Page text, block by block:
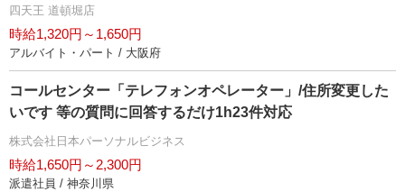
四天王 道頓堀店
時給1,320円～1,650円
アルバイト・パート / 大阪府
コールセンター「テレフォンオペレーター」/住所変更した
いです 等の質問に回答するだけ1h23件対応
株式会社日本パーソナルビジネス
時給1,650円～2,300円
派遣社員 / 神奈川県